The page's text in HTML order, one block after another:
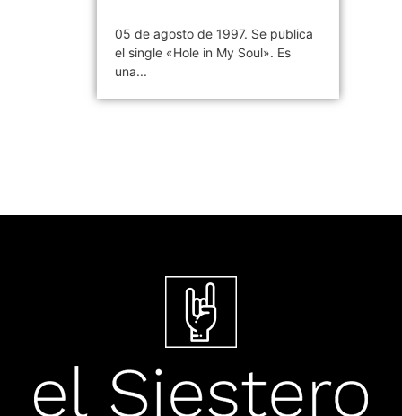
05 de agosto de 1997. Se publica
el single «Hole in My Soul». Es